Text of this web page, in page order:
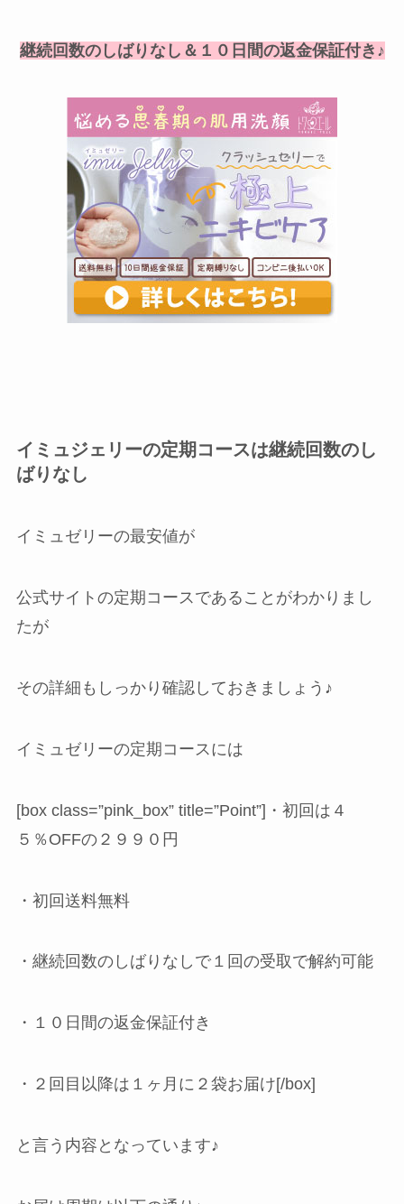
継続回数のしばりなし＆１０日間の返金保証付き♪
イミュジェリーの定期コースは継続回数のし
ばりなし
イミュゼリーの最安値が
公式サイトの定期コースであることがわかりまし
たが
その詳細もしっかり確認しておきましょう♪
イミュゼリーの定期コースには
[box class=”pink_box” title=”Point”]・初回は４
５％OFFの２９９０円
・初回送料無料
・継続回数のしばりなしで１回の受取で解約可能
・１０日間の返金保証付き
・２回目以降は１ヶ月に２袋お届け[/box]
と言う内容となっています♪